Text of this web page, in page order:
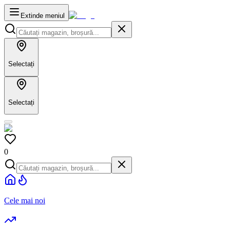
Extinde meniul
Selectați
Selectați
0
Cele mai noi